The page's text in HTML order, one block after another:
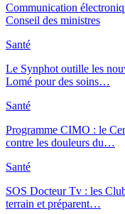
Communication
Conseil des ministres
Santé
Le Synphot outille les
Lomé pour des soins…
Santé
Programme CIMO : le
contre les douleurs du…
Santé
SOS Docteur Tv : les
terrain et préparent…